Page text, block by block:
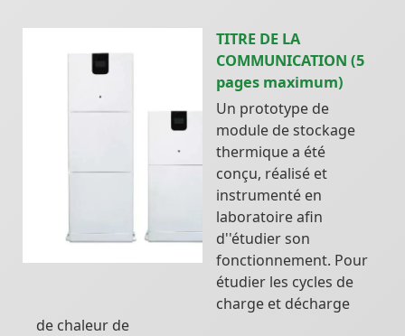
TITRE DE LA
COMMUNICATION (5
pages maximum)
Un prototype de
module de stockage
thermique a été
conçu, réalisé et
instrumenté en
laboratoire afin
d''étudier son
fonctionnement. Pour
étudier les cycles de
charge et décharge
de chaleur de